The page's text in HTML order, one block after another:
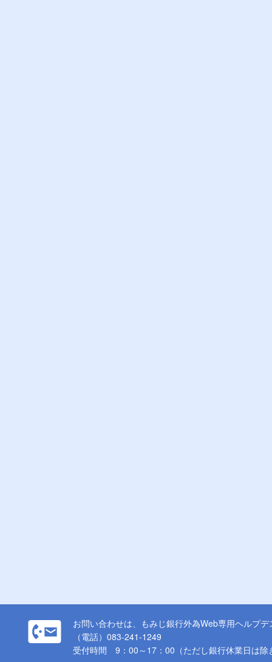
お問い合わせは、もみじ銀行外為Web専用ヘルプデ
（電話）083-241-1249
受付時間 9：00～17：00（ただし銀行休業日は除